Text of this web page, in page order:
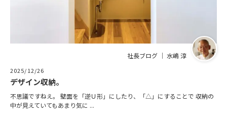
社長ブログ ｜ 水嶋 淳
2025/12/26
デザイン収納。
不思議ですねえ。 壁面を「逆Ｕ形」にしたり、「△」にすることで 収納の
中が見えていてもあまり気に ...